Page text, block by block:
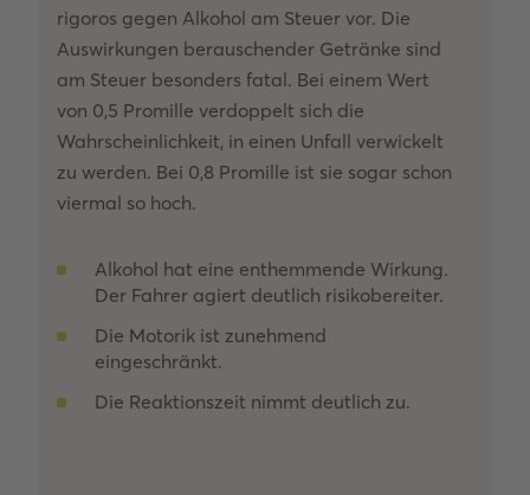
rigoros gegen Alkohol am Steuer vor. Die
Auswirkungen berauschender Getränke sind
am Steuer besonders fatal. Bei einem Wert
von 0,5 Promille verdoppelt sich die
Wahrscheinlichkeit, in einen Unfall verwickelt
zu werden. Bei 0,8 Promille ist sie sogar schon
viermal so hoch.
Alkohol hat eine enthemmende Wirkung.
Der Fahrer agiert deutlich risikobereiter.
Die Motorik ist zunehmend
eingeschränkt.
Die Reaktionszeit nimmt deutlich zu.